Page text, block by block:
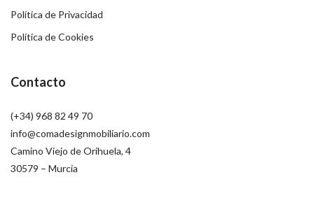
Política de Privacidad
Política de Cookies
Contacto
(+34) 968 82 49 70
info@comadesignmobiliario.com
Camino Viejo de Orihuela, 4
30579 – Murcia